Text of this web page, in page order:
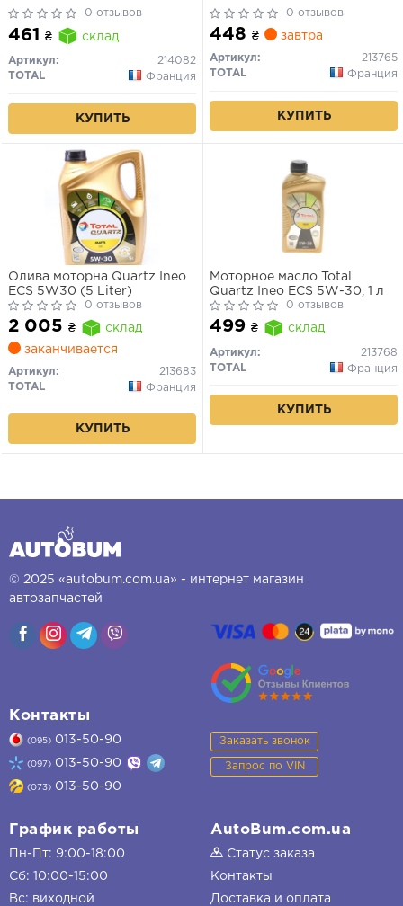
0 отзывов
461 ₴ склад
Артикул:
214082
TOTAL
Франция
КУПИТЬ
0 отзывов
448 ₴ завтра
Артикул:
213765
TOTAL
Франция
КУПИТЬ
Олива моторна Quartz Ineo
ECS 5W30 (5 Liter)
0 отзывов
2 005 ₴
склад
заканчивается
Артикул:
213683
TOTAL
Франция
КУПИТЬ
Моторное масло Total
Quartz Ineo ECS 5W-30, 1 л
0 отзывов
499 ₴ склад
Артикул:
213768
TOTAL
Франция
КУПИТЬ
© 2025 «autobum.com.ua» - интернет магазин
автозапчастей
Контакты
(095) 013-50-90
(097) 013-50-90
(073) 013-50-90
Заказать звонок
Запрос по VIN
График работы
Пн-Пт: 9:00-18:00
Сб: 10:00-15:00
Вс: виходной
AutoBum.com.ua
Статус заказа
Контакты
Доставка и оплата